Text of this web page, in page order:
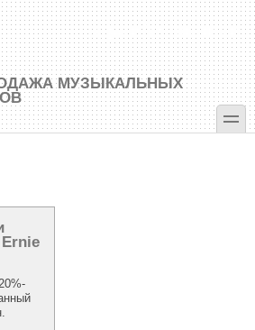
+7 (495) 500-88-35
МУЗЫКАЛЬНЫХ
toggle